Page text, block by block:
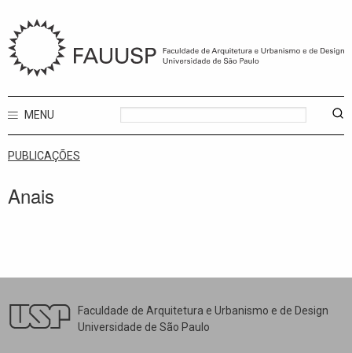
MENU
PUBLICAÇÕES
Anais
Faculdade de Arquitetura e Urbanismo e de Design
Universidade de São Paulo